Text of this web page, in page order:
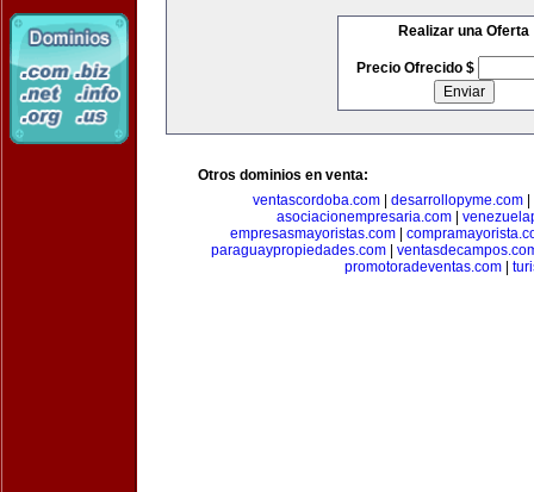
Realizar una Oferta
Precio Ofrecido $
Otros dominios en venta:
ventascordoba.com| desarrollopyme.com|
asociacionempresaria.com
empresasmayoristas.com|
paraguaypropiedades.com
promotoradeventas.com